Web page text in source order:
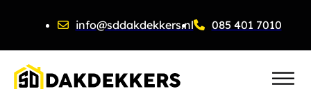
info@sddakdekkers.nl 085 401 7010